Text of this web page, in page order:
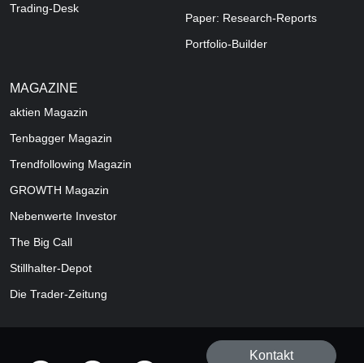
Trading-Desk
Paper: Research-Reports
Portfolio-Builder
MAGAZINE
aktien Magazin
Tenbagger Magazin
Trendfollowing Magazin
GROWTH Magazin
Nebenwerte Investor
The Big Call
Stillhalter-Depot
Die Trader-Zeitung
Kontakt